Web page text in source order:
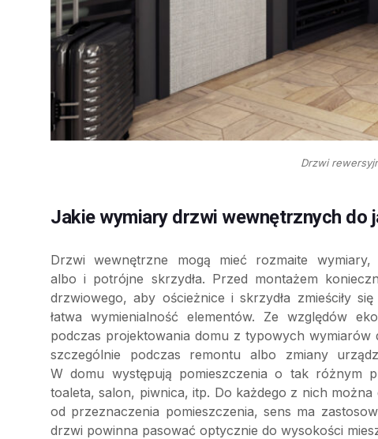
Drzwi
Jakie wymiary drzwi wewnętrznych do
Drzwi wewnętrzne mogą mieć rozmaite
albo i potrójne skrzydła. Przed montażem
drzwiowego, aby ościeżnice i skrzydła zmieściły
łatwa wymienialność elementów. Ze względów
podczas projektowania domu z typowych
szczególnie podczas remontu albo zmiany
W domu występują pomieszczenia o tak różnym
toaleta, salon, piwnica, itp. Do każdego z nich
od przeznaczenia pomieszczenia, sens ma
drzwi powinna pasować optycznie do wysokości